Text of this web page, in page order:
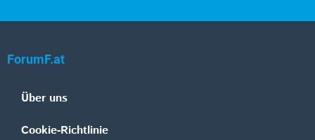
ForumF.at
Über uns
Cookie-Richtlinie